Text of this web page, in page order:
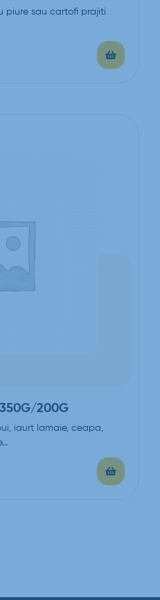
piure sau cartofi prajiti
350G/200G
iaurt lamaie, ceapa,